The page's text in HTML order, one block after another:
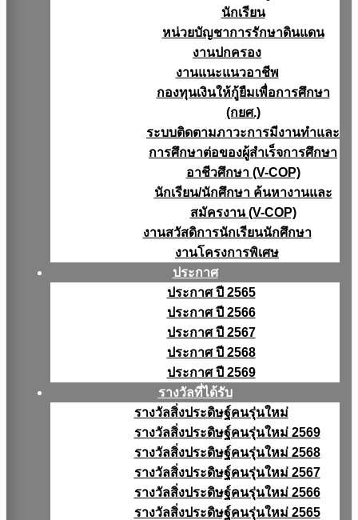
นักเรียน
หน่วยบัญชาการรักษาดินแดน
งานปกครอง
งานแนะแนวอาชีพ
กองทุนเงินให้กู้ยืมเพื่อการศึกษา
(กยศ.)
ระบบติดตามภาวะการมีงานทำและ
การศึกษาต่อของผู้สำเร็จการศึกษา
อาชีวศึกษา (V-COP)
นักเรียน/นักศึกษา ค้นหางานและ
สมัครงาน (V-COP)
งานสวัสดิการนักเรียนนักศึกษา
งานโครงการพิเศษ
ประกาศ
ประกาศ ปี 2565
ประกาศ ปี 2566
ประกาศ ปี 2567
ประกาศ ปี 2568
ประกาศ ปี 2569
รางวัลที่ได้รับ
รางวัลสิ่งประดิษฐ์คนรุ่นใหม่
รางวัลสิ่งประดิษฐ์คนรุ่นใหม่ 2569
รางวัลสิ่งประดิษฐ์คนรุ่นใหม่ 2568
รางวัลสิ่งประดิษฐ์คนรุ่นใหม่ 2567
รางวัลสิ่งประดิษฐ์คนรุ่นใหม่ 2566
รางวัลสิ่งประดิษฐ์คนรุ่นใหม่ 2565